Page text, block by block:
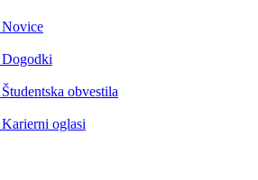
Novice
Dogodki
Študentska obvestila
Karierni oglasi